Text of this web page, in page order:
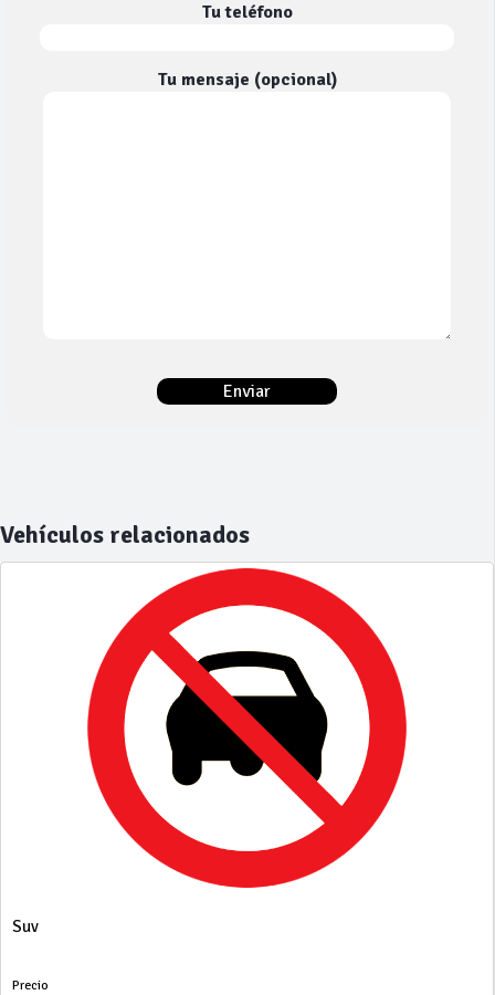
Tu teléfono
Tu mensaje (opcional)
Vehículos relacionados
Suv
Precio